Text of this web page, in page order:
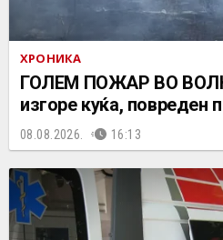
ХРОНИКА
ГОЛЕМ ПОЖАР ВО
изгоре куќа, повреден
08.08.2026. 16:13